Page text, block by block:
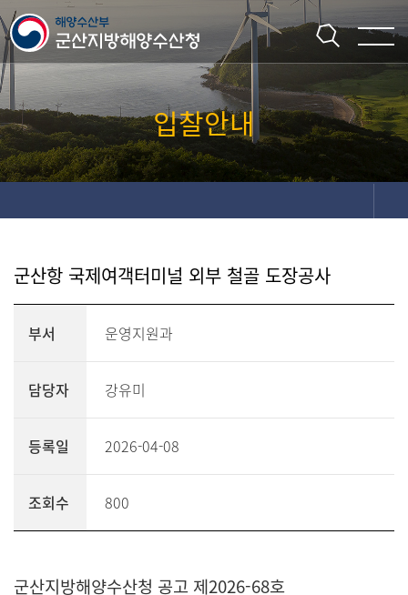
본문 바로가기
주메뉴 바로가기
입찰안내
군산항 국제여객터미널 외부 철골 도장공사
부서 운영지원과
담당자 강유미
등록일 2026-04-08
조회수 800
군산지방해양수산청 공고 제2026-68호